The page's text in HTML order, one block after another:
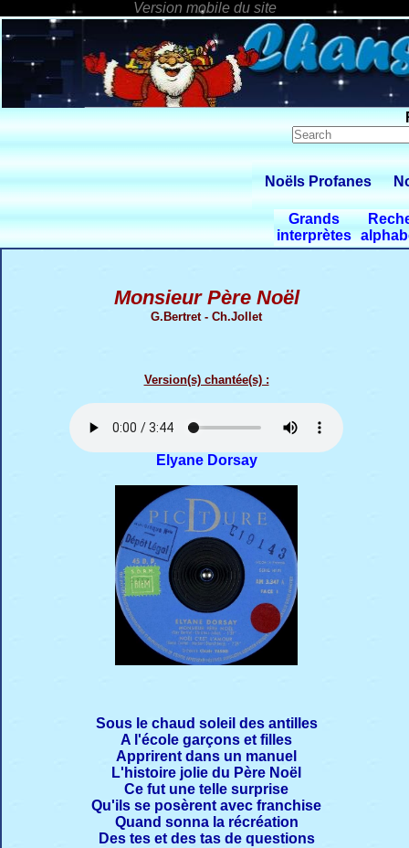
Noëls Profanes
Grands
interprètes
Monsieur Père Noël
G.Bertret - Ch.Jollet
Version(s) chantée(s) :
Elyane Dorsay
Sous le chaud soleil des antilles
A l'école garçons et filles
Apprirent dans un manuel
L'histoire jolie du Père Noël
Ce fut une telle surprise
Qu'ils se posèrent avec franchise
Quand sonna la récréation
Des tes et des tas de questions